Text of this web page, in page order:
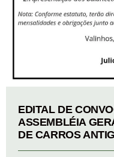
EDITAL DE
ASSEMBLÉIA
DE CARROS